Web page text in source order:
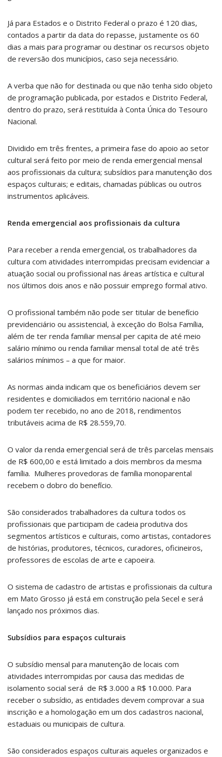
Já para Estados e o Distrito Federal o prazo é 120 dias,
contados a partir da data do repasse, justamente os 60
dias a mais para programar ou destinar os recursos objeto
de reversão dos municípios, caso seja necessário.
A verba que não for destinada ou que não tenha sido objeto
de programação publicada, por estados e Distrito Federal,
dentro do prazo, será restituída à Conta Única do Tesouro
Nacional.
Dividido em três frentes, a primeira fase do apoio ao setor
cultural será feito por meio de renda emergencial mensal
aos profissionais da cultura; subsídios para manutenção dos
espaços culturais; e editais, chamadas públicas ou outros
instrumentos aplicáveis.
Renda emergencial aos profissionais da cultura
Para receber a renda emergencial, os trabalhadores da
cultura com atividades interrompidas precisam evidenciar a
atuação social ou profissional nas áreas artística e cultural
nos últimos dois anos e não possuir emprego formal ativo.
O profissional também não pode ser titular de benefício
previdenciário ou assistencial, à exceção do Bolsa Família,
além de ter renda familiar mensal per capita de até meio
salário mínimo ou renda familiar mensal total de até três
salários mínimos – a que for maior.
As normas ainda indicam que os beneficiários devem ser
residentes e domiciliados em território nacional e não
podem ter recebido, no ano de 2018, rendimentos
tributáveis acima de R$ 28.559,70.
O valor da renda emergencial será de três parcelas mensais
de R$ 600,00 e está limitado a dois membros da mesma
família. Mulheres provedoras de família monoparental
recebem o dobro do benefício.
São considerados trabalhadores da cultura todos os
profissionais que participam de cadeia produtiva dos
segmentos artísticos e culturais, como artistas, contadores
de histórias, produtores, técnicos, curadores, oficineiros,
professores de escolas de arte e capoeira.
O sistema de cadastro de artistas e profissionais da cultura
em Mato Grosso já está em construção pela Secel e será
lançado nos próximos dias.
Subsídios para espaços culturais
O subsídio mensal para manutenção de locais com
atividades interrompidas por causa das medidas de
isolamento social será de R$ 3.000 a R$ 10.000. Para
receber o subsídio, as entidades devem comprovar a sua
inscrição e a homologação em um dos cadastros nacional,
estaduais ou municipais de cultura.
São considerados espaços culturais aqueles organizados e